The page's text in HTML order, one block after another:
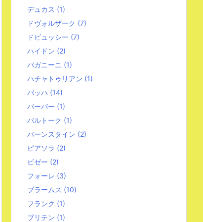
デュカス (1)
ドヴォルザーク (7)
ドビュッシー (7)
ハイドン (2)
パガニーニ (1)
ハチャトゥリアン (1)
バッハ (14)
バーバー (1)
バルトーク (1)
バーンスタイン (2)
ピアソラ (2)
ビゼー (2)
フォーレ (3)
ブラームス (10)
フランク (1)
ブリテン (1)